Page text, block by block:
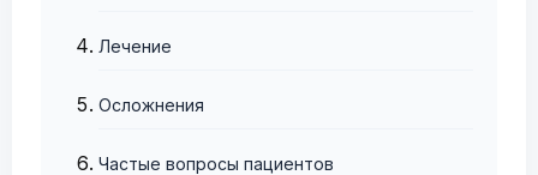
Лечение
Осложнения
Частые вопросы пациентов